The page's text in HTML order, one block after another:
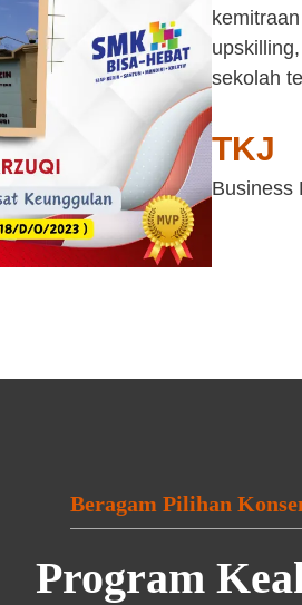
sekolah
TKJ
Business
Beragam Pilihan
Program